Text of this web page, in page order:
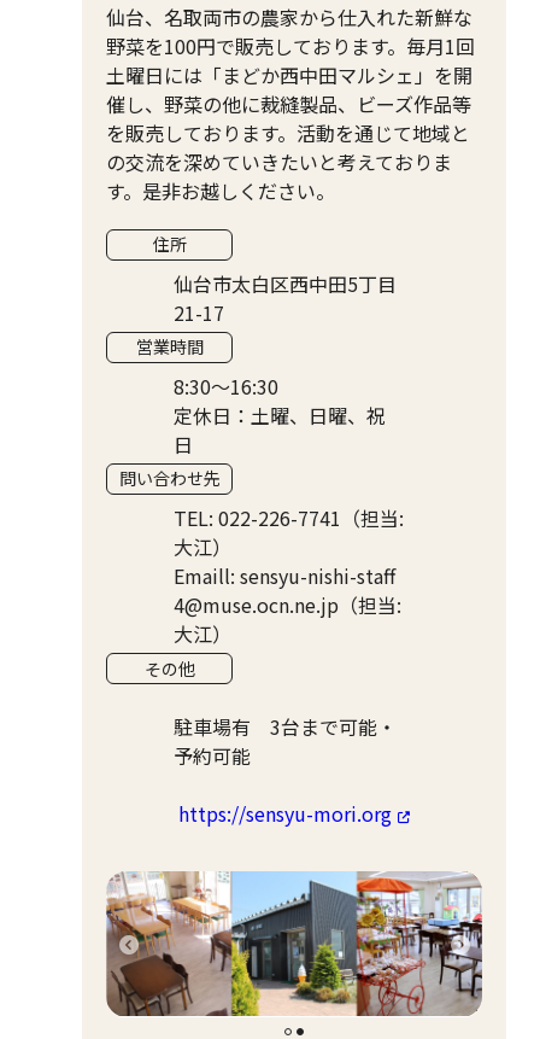
仙台、名取両市の農家から仕入れた新鮮な
野菜を100円で販売しております。毎月1回
土曜日には「まどか西中田マルシェ」を開
催し、野菜の他に裁縫製品、ビーズ作品等
を販売しております。活動を通じて地域と
の交流を深めていきたいと考えておりま
す。是非お越しください。
住所
仙台市太白区西中田5丁目
21-17
営業時間
8:30〜16:30
定休日：土曜、日曜、祝
日
問い合わせ先
TEL: 022-226-7741（担当:
大江）
Emaill: sensyu-nishi-staff
4@muse.ocn.ne.jp（担当:
大江）
その他
駐車場有 3台まで可能・
予約可能
https://sensyu-mori.org